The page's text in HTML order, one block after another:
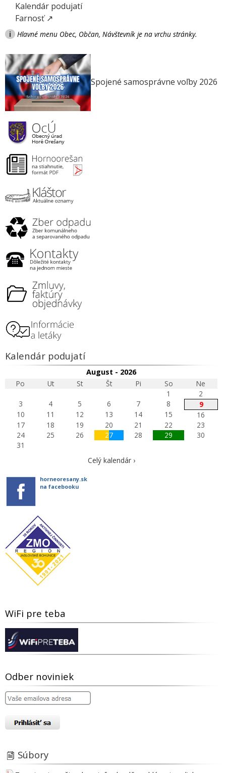
Kalendár podujatí
Farnosť ↗
i Hlavné menu Obec, Občan, Návštevník je na vrchu stránky.
Spojené samosprávne voľby 2026
Kalendár podujatí
August - 2026
Po
Ut St Št Pi So
Ne
1
2
3
4 5 6 7 8
9
10
11 12 13 14 15
16
17
18 19 20 21 22
23
24
25 26 27 28 29
30
31
Celý kalendár ›
horneoresany.sk
na facebooku
WiFi pre teba
Odber noviniek
Súbory